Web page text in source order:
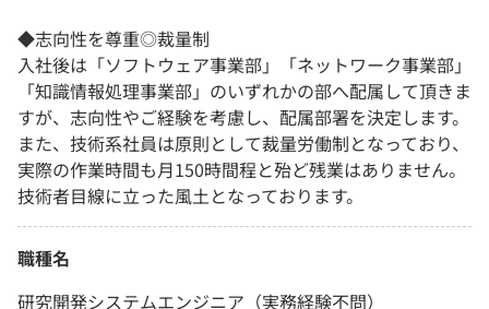
◆志向性を尊重◎裁量制
入社後は「ソフトウェア事業部」「ネットワーク事業部」
「知識情報処理事業部」のいずれかの部へ配属して頂きま
すが、志向性やご経験を考慮し、配属部署を決定します。
また、技術系社員は原則として裁量労働制となっており、
実際の作業時間も月150時間程と殆ど残業はありません。
技術者目線に立った風土となっております。
職種名
研究開発システムエンジニア（実務経験不問）